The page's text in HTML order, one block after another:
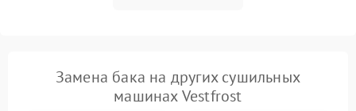
Замена бака на других сушильных
машинах Vestfrost